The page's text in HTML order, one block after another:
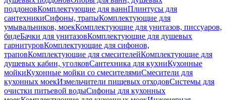
поддоновКомплектующие для ваннПлинтусы для
сантехникиСифоны, трапыКомплектующие для
умывальников, моекКомплектующие для унитазов, писсуаров,
бидеБачки для унитазовКомплектующие для душевых
гарнитуровКомплектующие для сифонов,
траповКомплектующие для смесителейКомплектующие для
душевых кабин, уголковСантехника для кухниКухонные
мойкиКухонные мойки со смесителямиСмесители для
кухонных моекИзмельчители пищевых отходовСистемы для
очистки питьевой водыСифоны для кухонных